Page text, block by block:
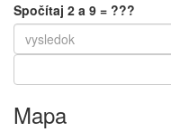
Spočítaj 2 a 9 = ???
Mapa